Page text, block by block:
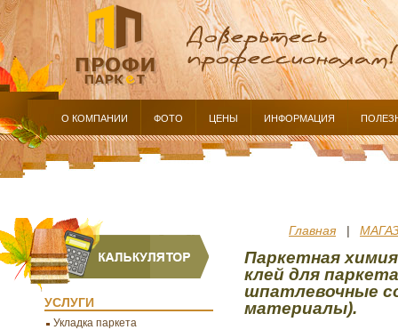
УСЛУГИ
Укладка паркета
Главная
Паркетная
клей для
шпатлевочные
материалы).
О КОМПАНИИ ФОТО ЦЕНЫ ИНФОРМАЦИЯ